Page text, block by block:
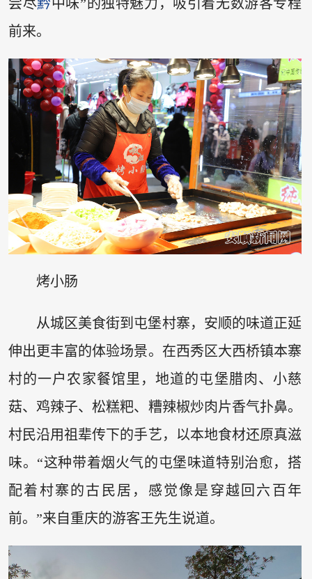
尝尽黔中味”的独特魅力，吸引着无数游客专程
前来。
烤小肠
从城区美食街到屯堡村寨，安顺的味道正延
伸出更丰富的体验场景。在西秀区大西桥镇本寨
村的一户农家餐馆里，地道的屯堡腊肉、小慈
菇、鸡辣子、松糕粑、糟辣椒炒肉片香气扑鼻。
村民沿用祖辈传下的手艺，以本地食材还原真滋
味。“这种带着烟火气的屯堡味道特别治愈，搭
配着村寨的古民居，感觉像是穿越回六百年
前。”来自重庆的游客王先生说道。